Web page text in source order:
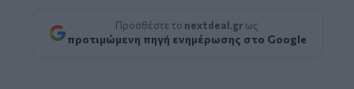
Προσθέστε το nextdeal.gr ως
προτιμώμενη πηγή ενημέρωσης στο Google